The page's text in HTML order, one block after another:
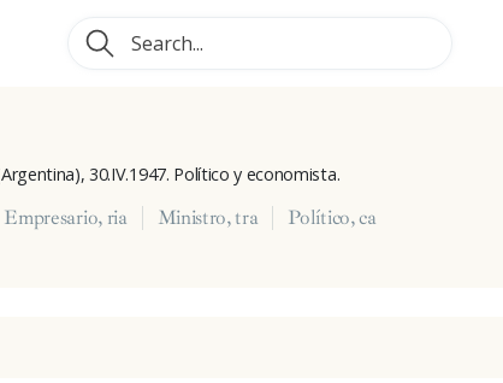
30.IV.1947. Político y economista.
Empresario, ria Ministro, tra Político, ca